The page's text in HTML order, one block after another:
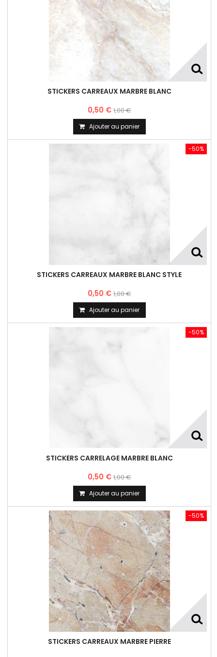
STICKERS CARREAUX MARBRE BLANC
0,50 €1,00 €
Ajouter au panier
STICKERS CARREAUX MARBRE BLANC STYLE
0,50 €1,00 €
-50%
Ajouter au panier
STICKERS CARRELAGE MARBRE BLANC
0,50 €1,00 €
-50%
Ajouter au panier
STICKERS CARREAUX MARBRE PIERRE
-50%